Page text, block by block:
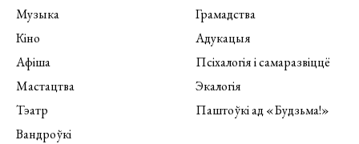
Музыка
Кіно
Афіша
Мастацтва
Тэатр
Вандроўкі
Грамадства
Адукацыя
Псіхалогія і самаразвіццё
Экалогія
Паштоўкі ад «Будзьма!»